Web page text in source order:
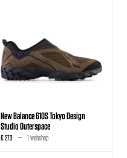
New Balance 610S Tokyo Design
Studio Outerspace
€ 273 1 webshop